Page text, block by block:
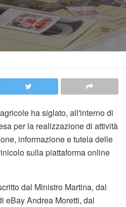
ha siglato, all'interno di
per la realizzazione di attività
informazione e tutela delle
sulla piattaforma online
dal Ministro Martina, dal
eBay Andrea Moretti, dal